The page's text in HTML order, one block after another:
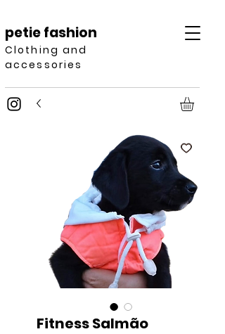
petie fashion
Clothing and
accessories
Fitness Salmão